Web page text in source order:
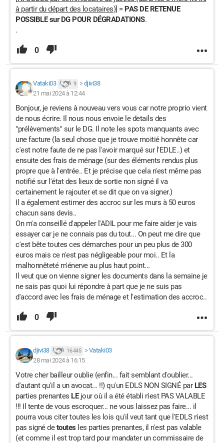
à partir du départ des locataires)] = PAS DE RETENUE
POSSIBLE sur DG POUR DÉGRADATIONS.
.
0
Vataki03 9 > djivi38
21 mai 2024 à 12:44
Bonjour, je reviens à nouveau vers vous car notre proprio vient
de nous écrire. Il nous nous envoie le details des
"prélèvements" sur le DG. Il note les spots manquants avec
une facture (la seul chose que je trouve moitié honnête car
c'est notre faute de ne pas l'avoir marqué sur l'EDLE..) et
ensuite des frais de ménage (sur des éléments rendus plus
propre que à l'entrée.. Et je précise que cela n'est même pas
notifié sur l'état des lieux de sortie non signé il va
certainement le rajouter et se dit que on va signer.)
Il a également estimer des accroc sur les murs à 50 euros
chacun sans devis..
On m'a conseillé d'appeler l'ADIL pour me faire aider je vais
essayer car je ne connais pas du tout... On peut me dire que
c'est bête toutes ces démarches pour un peu plus de 300
euros mais ce n'est pas négligeable pour moi.. Et la
malhonnêteté m'énerve au plus haut point...
Il veut que on vienne signer les documents dans la semaine je
ne sais pas quoi lui répondre à part que je ne suis pas
d'accord avec les frais de ménage et l'estimation des accroc..
0
djivi38 16 445 > Vataki03
28 mai 2024 à 16:15
Votre cher bailleur oublie (enfin... fait semblant d'oublier...
d'autant qu'il a un avocat... !!) qu'un EDLS NON SIGNÉ parLES
parties prenantes LEjour où il a été établi n'est PAS VALABLE
!!! Il tente de vous escroquer... ne vous laissez pas faire... il
pourra vous citer toutes les lois qu'il veut tant que l'EDLS n'est
pas signé detoutes les parties prenantes, il n'est pas valable
(et comme il est trop tard pour mandater un commissaire de